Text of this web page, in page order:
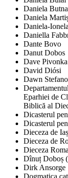
Daniela
Daniela
Daniela-
Daniella
Dante Bovo
Danut Dobos
Dave Pivonka
David Diósi
Dawn
Eparhiei de
Biblică al
Dicasterul
Dicasterul
Dieceza de
Dieceza de
Dieceza
Dînuț Doboș
Dirk Ansorge